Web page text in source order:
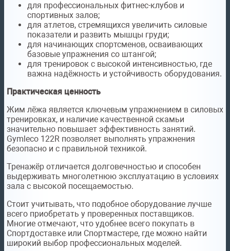
для профессиональных фитнес-клубов и
спортивных залов;
для атлетов, стремящихся увеличить силовые
показатели и развить мышцы груди;
для начинающих спортсменов, осваивающих
базовые упражнения со штангой;
для тренировок с высокой интенсивностью, где
важна надёжность и устойчивость оборудования.
Практическая ценность
Жим лёжа является ключевым упражнением в силовых
тренировках, и наличие качественной скамьи
значительно повышает эффективность занятий.
Gymleco 122R позволяет выполнять упражнения
безопасно и с правильной техникой.
Тренажёр отличается долговечностью и способен
выдерживать многолетнюю эксплуатацию в условиях
зала с высокой посещаемостью.
Стоит учитывать, что подобное оборудование лучше
всего приобретать у проверенных поставщиков.
Многие отмечают, что удобнее всего покупать в
Спортдоставке или Спортмастере, где можно найти
широкий выбор профессиональных моделей.